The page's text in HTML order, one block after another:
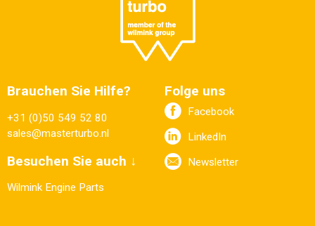
Brauchen Sie Hilfe?
+31 (0)50 549 52 80
sales@masterturbo.nl
Besuchen Sie auch ↓
Wilmink Engine Parts
Folge uns
Facebook
LinkedIn
Newsletter